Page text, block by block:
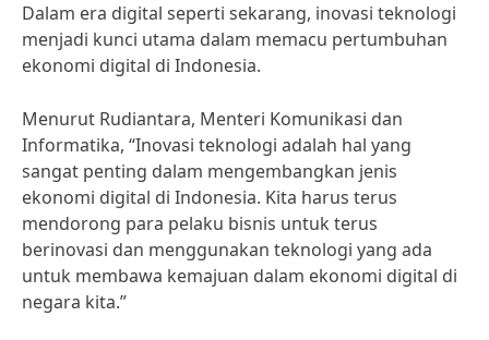
Dalam era digital seperti sekarang, inovasi teknologi
menjadi kunci utama dalam memacu pertumbuhan
ekonomi digital di Indonesia.
Menurut Rudiantara, Menteri Komunikasi dan
Informatika, “Inovasi teknologi adalah hal yang
sangat penting dalam mengembangkan jenis
ekonomi digital di Indonesia. Kita harus terus
mendorong para pelaku bisnis untuk terus
berinovasi dan menggunakan teknologi yang ada
untuk membawa kemajuan dalam ekonomi digital di
negara kita.”